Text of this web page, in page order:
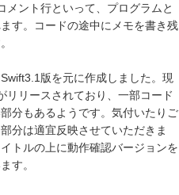
メント行といって、プログラムと
す。コードの途中にメモを書き残
版を元に作成しました。現
リリースされており、一部コード
分もあるようです。気付いたりご
分は適宜反映させていただきま
トルの上に動作確認バージョンを
す。